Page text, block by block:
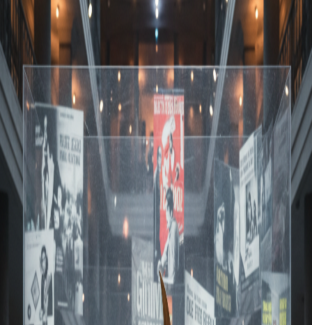
国際映画祭